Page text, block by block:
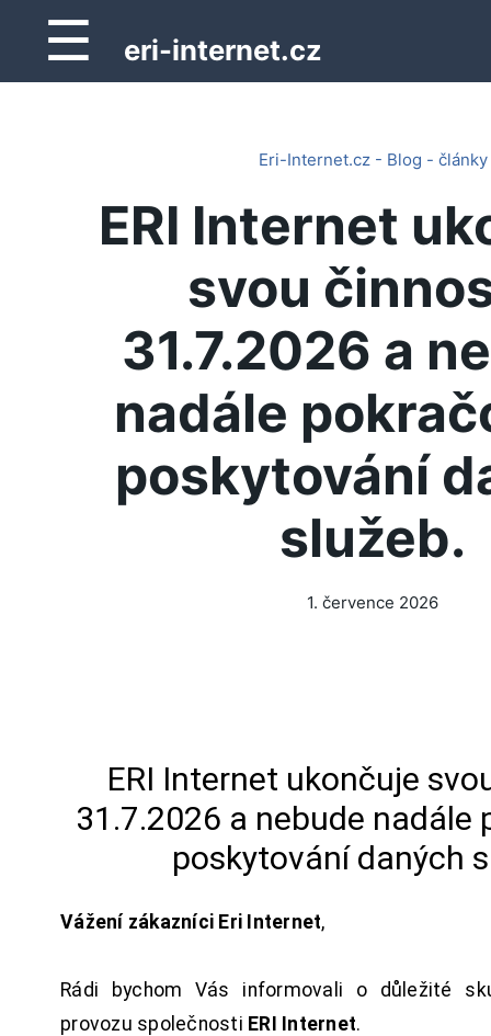
☰ eri-internet.cz
Eri-Internet.cz - Blog - články
ERI Internet
svou
31.7.2026 a
nadále
poskytování
služeb.
1. července 2026
ERI Internet ukončuje
31.7.2026 a nebude nadále
poskytování daných
Vážení zákazníci Eri Internet,
Rádi bychom Vás informovali o důležité
provozu společnosti ERI Internet.